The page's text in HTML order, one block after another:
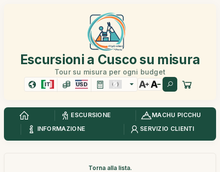
Escursioni a Cusco su misura
Tour su misura per ogni budget
IT USD
ESCURSIONE
MACHU PICCHU
INFORMAZIONE
SERVIZIO CLIENTI
Torna alla lista.